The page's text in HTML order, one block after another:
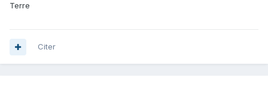
Terre
Citer